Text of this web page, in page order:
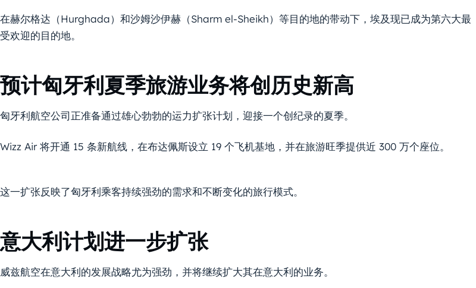
在赫尔格达（Hurghada）和沙姆沙伊赫（Sharm el-Sheikh）等目的地的带动下，埃及现已成为第六大最
受欢迎的目的地。
预计匈牙利夏季旅游业务将创历史新高
匈牙利航空公司正准备通过雄心勃勃的运力扩张计划，迎接一个创纪录的夏季。
Wizz Air 将开通 15 条新航线，在布达佩斯设立 19 个飞机基地，并在旅游旺季提供近 300 万个座位。
这一扩张反映了匈牙利乘客持续强劲的需求和不断变化的旅行模式。
意大利计划进一步扩张
威兹航空在意大利的发展战略尤为强劲，并将继续扩大其在意大利的业务。